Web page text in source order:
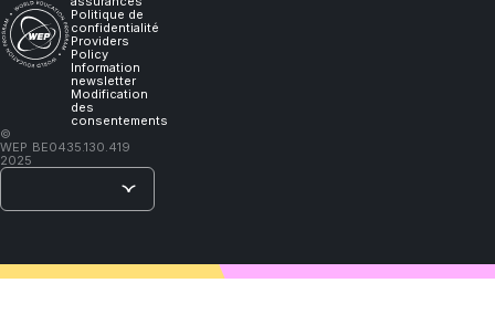
Politique de
confidentialité
Providers
Policy
Information
newsletter
Modification
des
consentements
©
WEP
2025
BE0435.130.419
will
learn."
Lao